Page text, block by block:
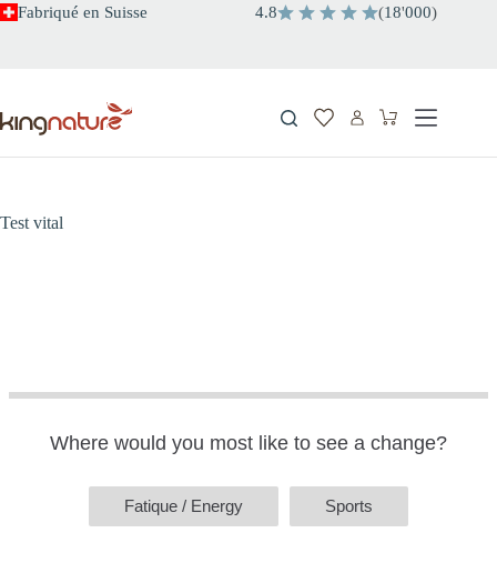
Passer
Fabriqué en Suisse 4.8 (18'000)
Panier
Test vital